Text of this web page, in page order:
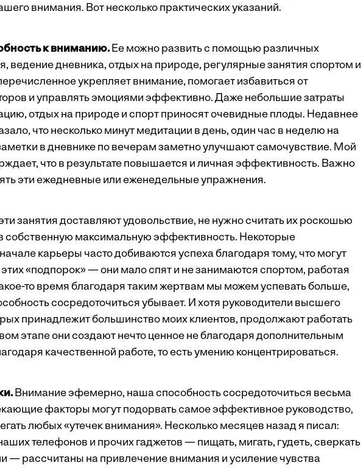
внимания. Вот несколько практических указаний.
к вниманию.Ее можно развить с помощью различных
ведение дневника, отдых на природе, регулярные занятия спортом и
укрепляет внимание, помогает избавиться от
и управлять эмоциями эффективно. Даже небольшие затраты
отдых на природе и спорт приносят очевидные плоды. Недавнее
что несколько минут медитации в день, один час в неделю на
в дневнике по вечерам заметно улучшают самочувствие. Мой
что в результате повышается и личная эффективность. Важно
эти ежедневные или еженедельные упражнения.
занятия доставляют удовольствие, не нужно считать их роскошью
собственную максимальную эффективность. Некоторые
карьеры часто добиваются успеха благодаря тому, что могут
этих «подпорок» — они мало спят и не занимаются спортом, работая
то время благодаря таким жертвам мы можем успевать больше,
сосредоточиться убывает. И хотя руководители высшего
принадлежит большинство моих клиентов, продолжают работать
этапе они создают нечто ценное не благодаря дополнительным
качественной работе, то есть умению концентрироваться.
Внимание эфемерно, наша способность сосредоточиться весьма
факторы могут подорвать самое эффективное руководство,
любых «утечек внимания». Несколько месяцев назад я писал:
телефонов и прочих гаджетов — пищать, мигать, гудеть, сверкать
рассчитаны на привлечение внимания и усиление чувства